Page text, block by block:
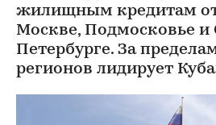
жилищным кредитам
Москве, Подмосковье и
Петербурге. За
регионов лидирует